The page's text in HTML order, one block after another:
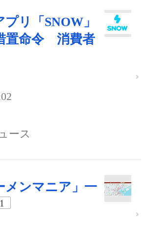
リ「SNOW」
置命令 消費者
ース
メンマニア」一
1